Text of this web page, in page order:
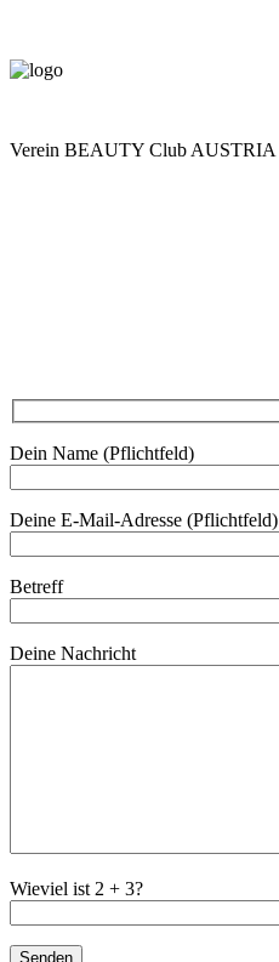
Verein BEAUTY Club AUSTRIA
Dein Name (Pflichtfeld)
Deine E-Mail-Adresse (Pflichtfeld)
Betreff
Deine Nachricht
Wieviel ist 2 + 3?